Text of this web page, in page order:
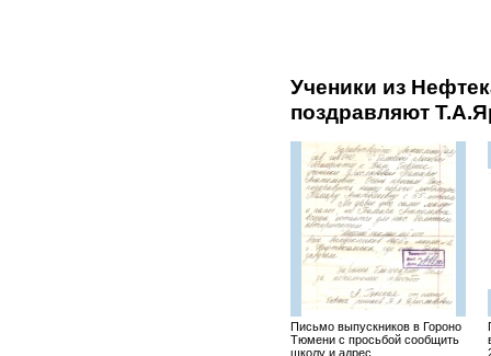
Ученики из
поздравляют
Письмо выпускников в Гороно
Тюмени с просьбой сообщить
школу и адрес